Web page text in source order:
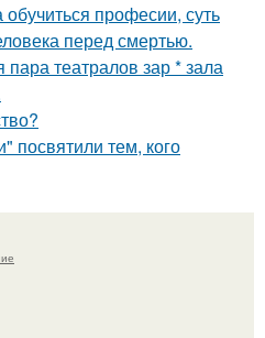
професии, суть
перед смертью.
театралов зар * зала
посвятили тем, кого